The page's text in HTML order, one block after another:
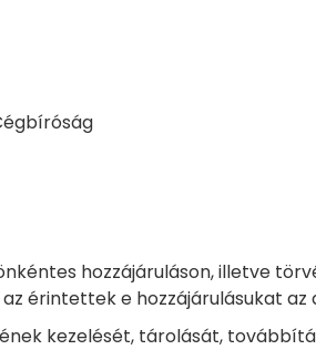
hozzájáruláson, illetve
érintettek e hozzájárulásukat
kezelését, tárolását,